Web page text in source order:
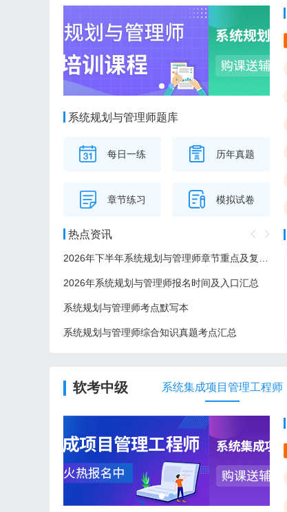
系统规划与管理师题库
每日一练 历年真题
章节练习 模拟试卷
热点资讯
2026年系统规划与管理师报名时间及入口汇总
系统规划与管理师考点默写本
系统规划与管理师综合知识真题考点汇总
软考中级 系统集成项目管理工程师